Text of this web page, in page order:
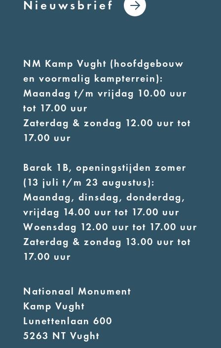
Nieuwsbrief
NM Kamp Vught (hoofdgebouw
en voormalig kampterrein):
Maandag t/m vrijdag 10.00 uur
tot 17.00 uur
Zaterdag & zondag 12.00 uur tot
17.00 uur
Barak 1B, openingstijden zomer
(13 juli t/m 23 augustus):
Maandag, dinsdag, donderdag,
vrijdag 14.00 uur tot 17.00 uur
Woensdag 12.00 uur tot 17.00 uur
Zaterdag & zondag 13.00 uur tot
17.00 uur
Nationaal Monument
Kamp Vught
Lunettenlaan 600
5263 NT Vught